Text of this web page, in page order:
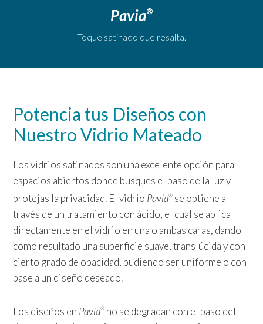
Pavia®
Toque satinado que resalta.
Potencia tus Diseños con
Nuestro Vidrio Mateado
Los vidrios satinados son una excelente opción para
espacios abiertos donde busques el paso de la luz y
protejas la privacidad. El vidrio Pavia® se obtiene a
través de un tratamiento con ácido, el cual se aplica
directamente en el vidrio en una o ambas caras, dando
como resultado una superficie suave, translúcida ycon
cierto grado de opacidad, pudiendo ser uniforme o con
base a un diseño deseado.
Los diseños en Pavia® no se degradan con el paso del